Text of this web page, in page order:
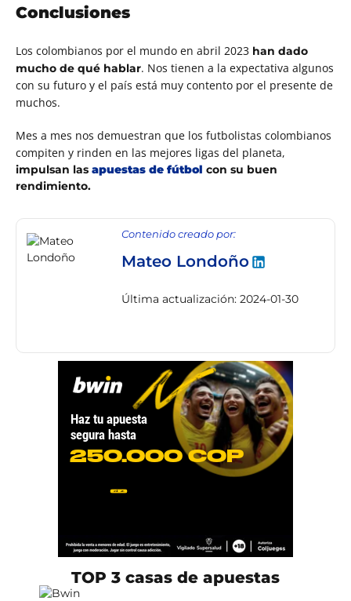
Conclusiones
Los colombianos por el mundo en abril 2023 han dado
mucho de qué hablar. Nos tienen a la expectativa algunos
con su futuro y el país está muy contento por el presente de
muchos.
Mes a mes nos demuestran que los futbolistas colombianos
compiten y rinden en las mejores ligas del planeta,
impulsan las apuestas de fútbol con su buen
rendimiento.
Contenido creado por:
Mateo Londoño
Última actualización: 2024-01-30
TOP 3 casas de apuestas